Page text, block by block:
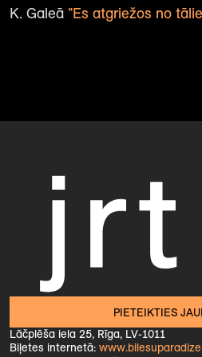
K. Galeā "Es atgriežos no
PIETEIKTIES
Lāčplēša iela 25, Rīga, LV-1011
Biļetes internetā: